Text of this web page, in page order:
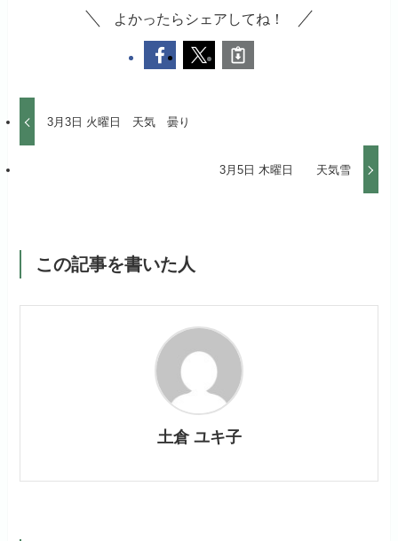
よかったらシェアしてね！
3月3日 火曜日 天気 曇り
3月5日 木曜日 天気雪
この記事を書いた人
土倉 ユキ子